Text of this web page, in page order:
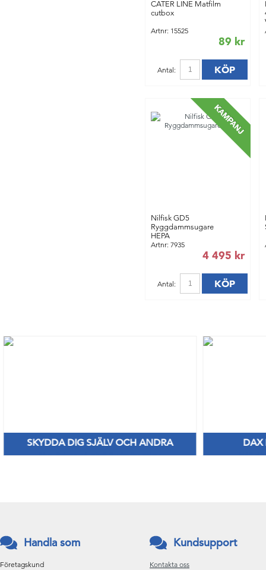
CATER LINE Matfilm
cutbox
Artnr: 15525
89 kr
Antal: KÖP
Nilfisk GD5
Ryggdammsugare
HEPA
Artnr: 7935
4 495 kr
Antal: KÖP
SKYDDA DIG SJÄLV OCH ANDRA
Nya Priser på nitril & vinylhanskar
DAX
Håll
Handla som
Företagskund
Kundsupport
Kontakta oss